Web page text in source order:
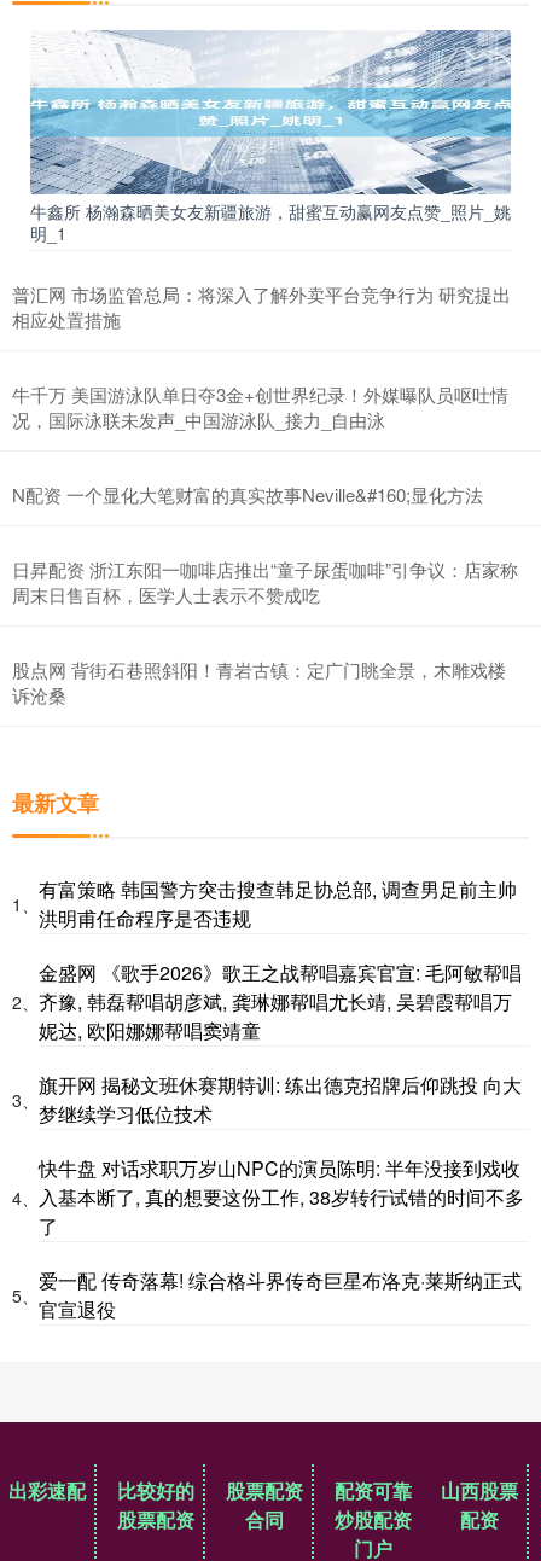
牛鑫所 杨瀚森晒美女友新疆旅游，甜蜜互动赢网友点赞_照片_姚
明_1
普汇网 市场监管总局：将深入了解外卖平台竞争行为 研究提出
相应处置措施
牛千万 美国游泳队单日夺3金+创世界纪录！外媒曝队员呕吐情
况，国际泳联未发声_中国游泳队_接力_自由泳
N配资 一个显化大笔财富的真实故事Neville&#160;显化方法
日昇配资 浙江东阳一咖啡店推出“童子尿蛋咖啡”引争议：店家称
周末日售百杯，医学人士表示不赞成吃
股点网 背街石巷照斜阳！青岩古镇：定广门眺全景，木雕戏楼
诉沧桑
最新文章
1、
有富策略 韩国警方突击搜查韩足协总部, 调查男足前主帅
洪明甫任命程序是否违规
2、
金盛网 《歌手2026》歌王之战帮唱嘉宾官宣: 毛阿敏帮唱
齐豫, 韩磊帮唱胡彦斌, 龚琳娜帮唱尤长靖, 吴碧霞帮唱万
妮达, 欧阳娜娜帮唱窦靖童
3、
旗开网 揭秘文班休赛期特训: 练出德克招牌后仰跳投 向大
梦继续学习低位技术
4、
快牛盘 对话求职万岁山NPC的演员陈明: 半年没接到戏收
入基本断了, 真的想要这份工作, 38岁转行试错的时间不多
了
5、
爱一配 传奇落幕! 综合格斗界传奇巨星布洛克·莱斯纳正式
官宣退役
出彩速配
比较好的
股票配资
股票配资
合同
配资可靠
炒股配资
门户
山西股票
配资